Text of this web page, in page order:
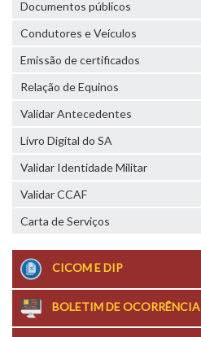
Documentos públicos
Condutores e Veículos
Emissão de certificados
Relação de Equinos
Validar Antecedentes
Livro Digital do SA
Validar Identidade Militar
Validar CCAF
Carta de Serviços
CICOM E DIP
BOLETIM DE OCORRÊNCIA